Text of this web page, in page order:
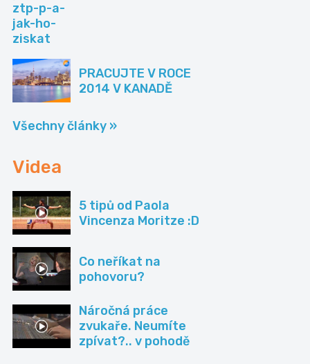
PRACUJTE V ROCE
2014 V KANADĚ
Všechny články »
Videa
5 tipů od Paola
Vincenza Moritze :D
Co neříkat na
pohovoru?
Náročná práce
zvukaře. Neumíte
zpívat?.. v pohodě